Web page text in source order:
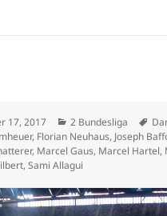
17, 2017 Kategorien
2 Bundesliga
, Florian Neuhaus, Joseph
, Marcel Gaus, Marcel Hartel,
,Sami Allagui